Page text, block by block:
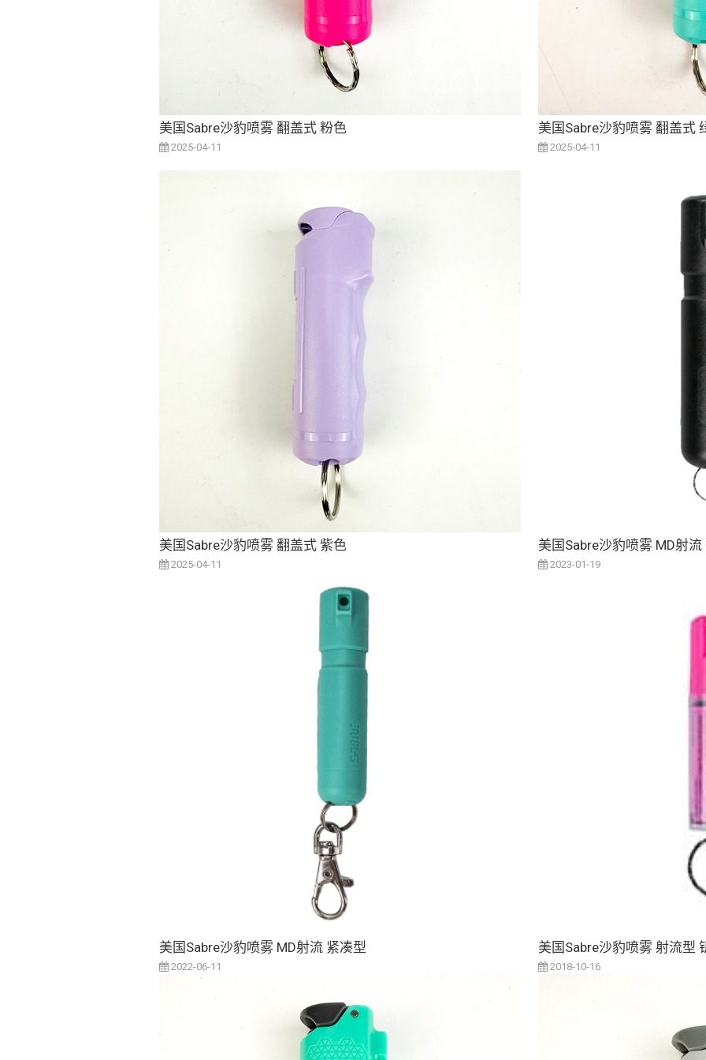
美国Sabre沙豹喷雾 翻盖式 粉色
2025-04-11
美国Sabre沙豹喷雾 翻盖式
2025-04-11
美国Sabre沙豹喷雾 翻盖式 紫色
2025-04-11
美国Sabre沙豹喷雾 MD射
2023-01-19
美国Sabre沙豹喷雾 MD射流 紧凑型
2022-06-11
美国Sabre沙豹喷雾 射流型
2018-10-16